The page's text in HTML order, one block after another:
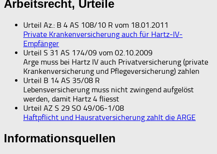
Arbeitsrecht, Urteile
Urteil Az.: B 4 AS 108/10 R vom 18.01.2011
Private Krankenversicherung auch für Hartz-IV-
Empfänger
Urteil S 31 AS 174/09 vom 02.10.2009
Arge muss bei Hartz IV auch Privatversicherung (private
Krankenversicherung und Pflegeversicherung) zahlen
Urteil B 14 AS 35/08 R
Lebensversicherung muss nicht zwingend aufgelöst
werden, damit Hartz 4 fliesst
Urteil AZ S 29 SO 49/06-1/08
Haftpflicht und Hausratversicherung zahlt die ARGE
Informationsquellen